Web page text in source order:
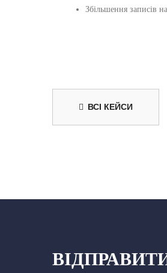
Збільшення записів
ВСІ КЕЙСИ